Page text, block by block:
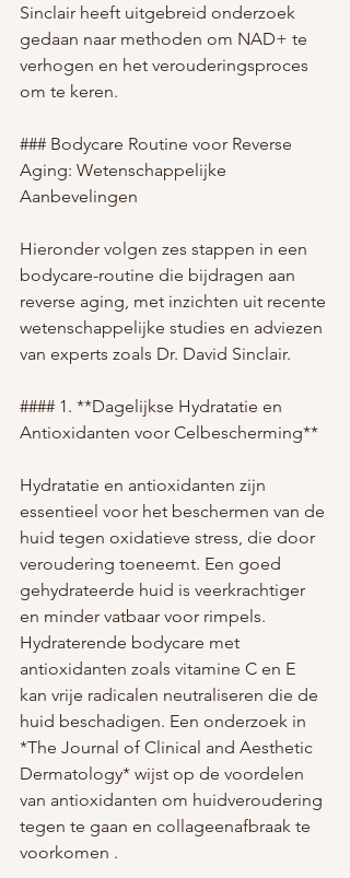
Sinclair heeft uitgebreid onderzoek
gedaan naar methoden om NAD+ te
verhogen en het verouderingsproces
om te keren.
### Bodycare Routine voor Reverse
Aging: Wetenschappelijke
Aanbevelingen
Hieronder volgen zes stappen in een
bodycare-routine die bijdragen aan
reverse aging, met inzichten uit recente
wetenschappelijke studies en adviezen
van experts zoals Dr. David Sinclair.
#### 1. **Dagelijkse Hydratatie en
Antioxidanten voor Celbescherming**
Hydratatie en antioxidanten zijn
essentieel voor het beschermen van de
huid tegen oxidatieve stress, die door
veroudering toeneemt. Een goed
gehydrateerde huid is veerkrachtiger
en minder vatbaar voor rimpels.
Hydraterende bodycare met
antioxidanten zoals vitamine C en E
kan vrije radicalen neutraliseren die de
huid beschadigen. Een onderzoek in
*The Journal of Clinical and Aesthetic
Dermatology* wijst op de voordelen
van antioxidanten om huidveroudering
tegen te gaan en collageenafbraak te
voorkomen .